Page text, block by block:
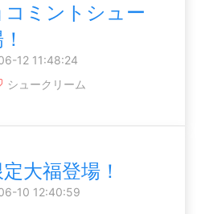
コミントシュー
12 11:48:24
シュークリーム
大福登場！
10 12:40:59